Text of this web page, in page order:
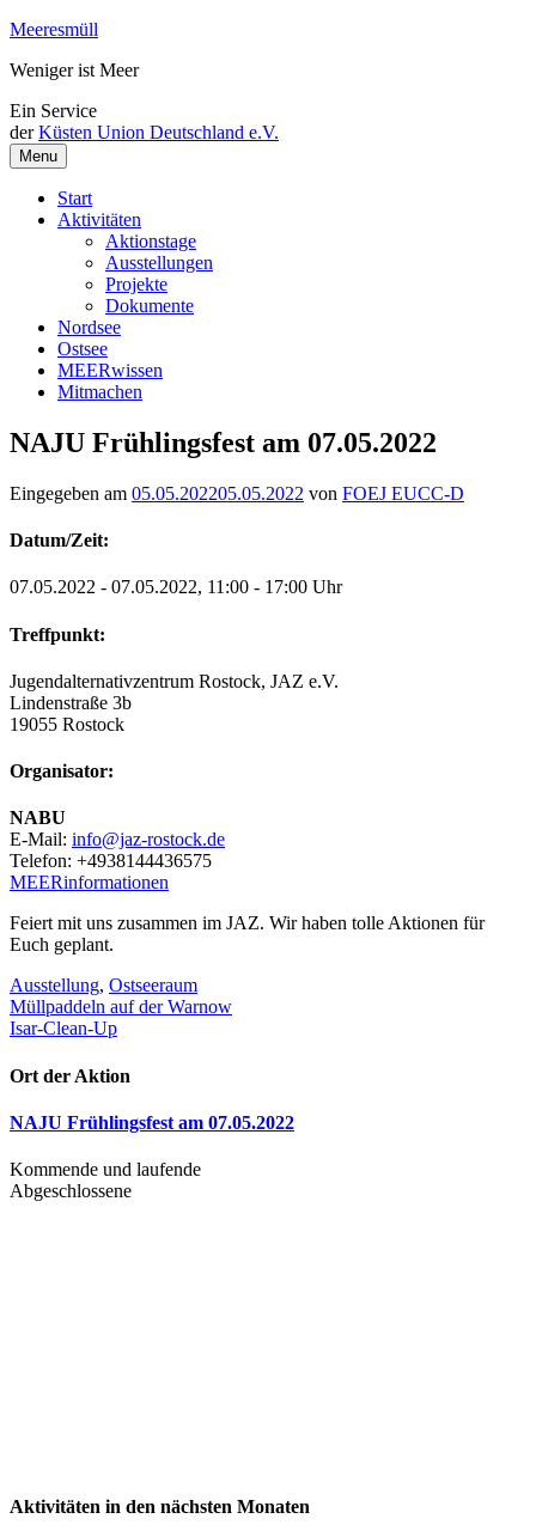
Weiter
Inhalt
Meeresmüll
Weniger ist Meer
Ein Service
derKüsten Union Deutschland e.V.
Menu
Start
Aktivitäten
Aktionstage
Ausstellungen
Projekte
Dokumente
Nordsee
Ostsee
MEERwissen
Mitmachen
NAJU Frühlingsfest am 07.05.2022
Eingegeben am 05.05.202205.05.2022 von FOEJ EUCC-D
Datum/Zeit:
07.05.2022 - 07.05.2022, 11:00 - 17:00 Uhr
Treffpunkt:
Jugendalternativzentrum Rostock, JAZ e.V.
Lindenstraße 3b
19055 Rostock
Organisator:
NABU
E-Mail: info@jaz-rostock.de
Telefon: +4938144436575
MEERinformationen
Feiert mit uns zusammen im JAZ. Wir haben tolle Aktionen für
Euch geplant.
Ausstellung, Ostseeraum
Beitragsnavigation
Müllpaddeln auf der Warnow
Isar-Clean-Up
Ort der Aktion
NAJU Frühlingsfest am 07.05.2022
Kommende und laufende
Abgeschlossene
Aktivitäten in den nächsten Monaten